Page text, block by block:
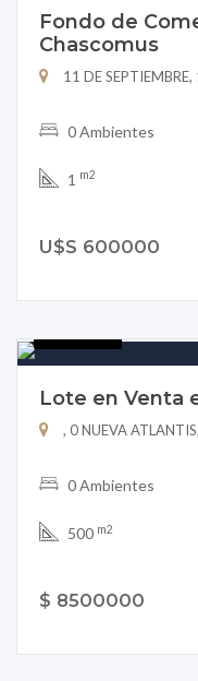
Fondo de
Chascomus
11 DE
0 Ambientes
1 m2
U$S 600000
Lote en Venta
, 0 NUEVA
0 Ambientes
500 m2
$ 8500000